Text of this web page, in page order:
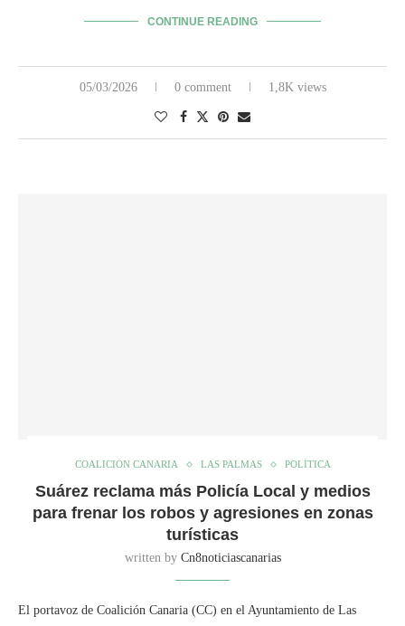
CONTINUE READING
05/03/2026 0 comment 1,8K views
COALICIÓN CANARIA LAS PALMAS POLÍTICA
Suárez reclama más Policía Local y medios
para frenar los robos y agresiones en zonas
turísticas
written by Cn8noticiascanarias
El portavoz de Coalición Canaria (CC) en el Ayuntamiento de Las